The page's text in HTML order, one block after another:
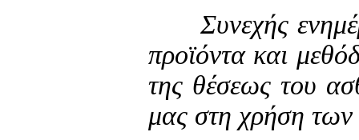
Συνεχής
προϊόντα και
της θέσεως του
μας στη χρήση